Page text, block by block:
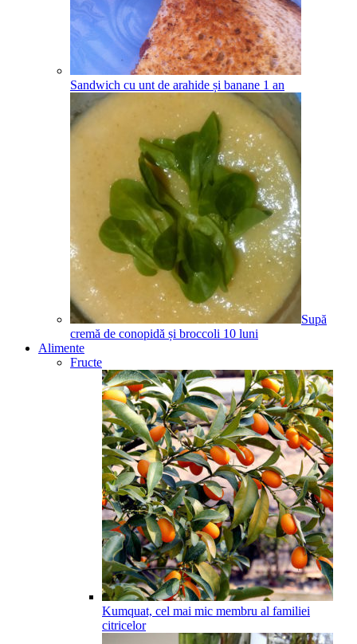
Sandwich cu unt de arahide și banane 1 an
Supă
cremă de conopidă și broccoli 10 luni
Alimente
Fructe
Kumquat, cel mai mic membru al familiei
citricelor